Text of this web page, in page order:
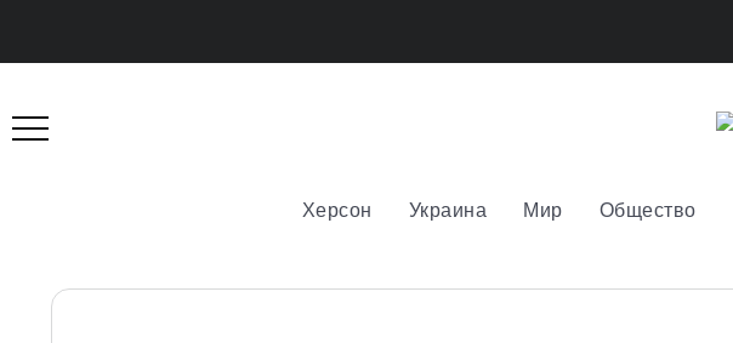
Херсон Украина Мир Общество